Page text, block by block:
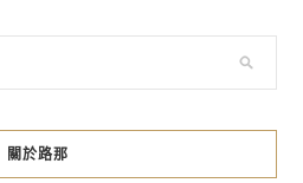
關於路那